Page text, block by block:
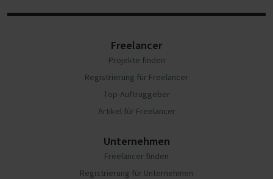
Freelancer
Projekte finden
Registrierung für Freelancer
Top-Auftraggeber
Artikel für Freelancer
Unternehmen
Freelancer finden
Registrierung für Unternehmen